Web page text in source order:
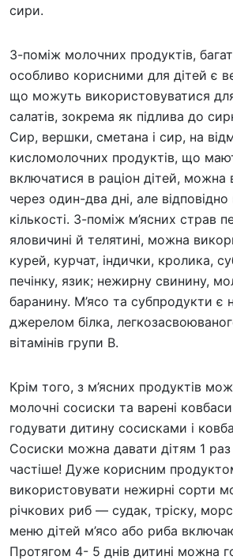
сири.
3-поміж молочних продуктів,
особливо корисними для дітей є
що можуть використовуватися для
салатів, зокрема як підлива до
Сир, вершки, сметана і сир, на
кисломолочних продуктів, що
включатися в раціон дітей, можна
через один-два дні, але відповідно
кількості. З-поміж м’ясних страв
яловичині й телятині, можна
курей, курчат, індички, кролика,
печінку, язик; нежирну свинину,
баранину. М’ясо та субпродукти є
джерелом білка,
вітамінів групи В.
Крім того, з м’ясних продуктів
молочні сосиски та варені
годувати дитину сосисками і
Сосиски можна давати дітям 1 раз
частіше! Дуже корисним
використовувати нежирні сорти
річкових риб — судак, тріску,
меню дітей м’ясо або риба
Протягом 4- 5 днів дитині можна